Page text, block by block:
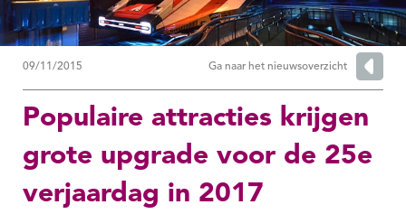
09/11/2015 Ga naar het nieuwsoverzicht
Populaire attracties krijgen
grote upgrade voor de 25e
verjaardag in 2017